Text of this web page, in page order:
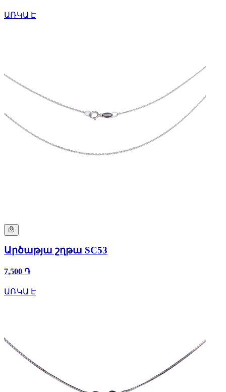
ԱՌԿԱ Է
Արծաթյա շղթա SC53
7,500 ֏
ԱՌԿԱ Է